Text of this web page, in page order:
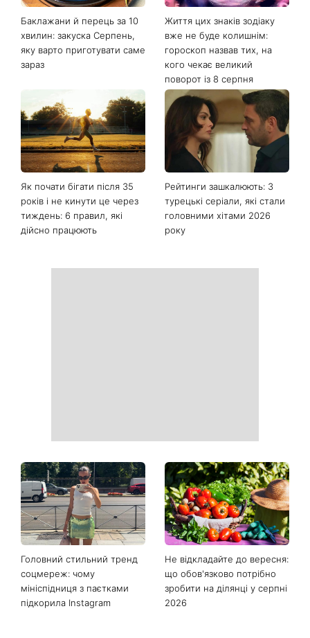
Баклажани й перець за 10
хвилин: закуска Серпень,
яку варто приготувати саме
зараз
Життя цих знаків зодіаку
вже не буде колишнім:
гороскоп назвав тих, на
кого чекає великий
поворот із 8 серпня
Як почати бігати після 35
років і не кинути це через
тиждень: 6 правил, які
дійсно працюють
Рейтинги зашкалюють: 3
турецькі серіали, які стали
головними хітами 2026
року
Головний стильний тренд
соцмереж: чому
мініспідниця з паєтками
підкорила Instagram
Не відкладайте до вересня:
що обов'язково потрібно
зробити на ділянці у серпні
2026